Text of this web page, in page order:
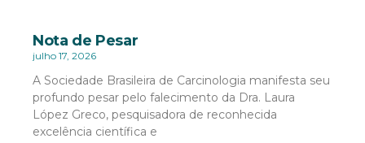
Nota de Pesar
julho 17, 2026
A Sociedade Brasileira de Carcinologia manifesta seu
profundo pesar pelo falecimento da Dra. Laura
López Greco, pesquisadora de reconhecida
excelência científica e